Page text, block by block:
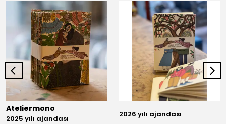
Ateliermono
2025 yılı ajandası 2026 yılı ajandası